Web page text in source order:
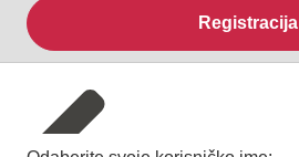
Registracija